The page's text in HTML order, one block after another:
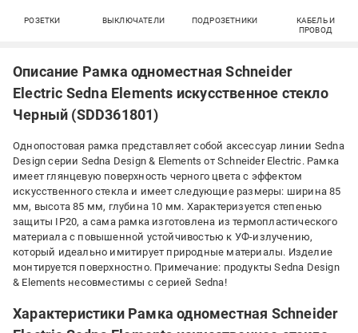
РОЗЕТКИ ВЫКЛЮЧАТЕЛИ ПОДРОЗЕТНИКИ
КАБЕЛЬ И
ПРОВОД
Описание Рамка одноместная Schneider
Electric Sedna Elements искусственное стекло
Черный (SDD361801)
Однопостовая рамка представляет собой аксессуар линии Sedna
Design серии Sedna Design & Elements от Schneider Electric. Рамка
имеет глянцевую поверхность черного цвета с эффектом
искусственного стекла и имеет следующие размеры: ширина 85
мм, высота 85 мм, глубина 10 мм. Характеризуется степенью
защиты IP20, а сама рамка изготовлена из термопластического
материала с повышенной устойчивостью к УФ-излучению,
который идеально имитирует природные материалы. Изделие
монтируется поверхностно. Примечание: продукты Sedna Design
& Elements несовместимы с серией Sedna!
Характеристики Рамка одноместная Schneider